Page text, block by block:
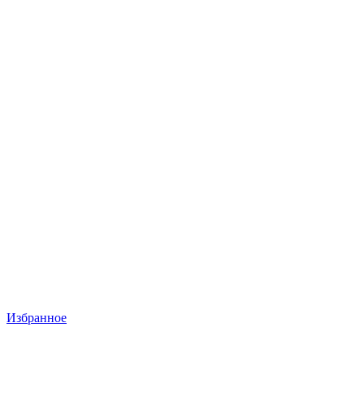
Избранное